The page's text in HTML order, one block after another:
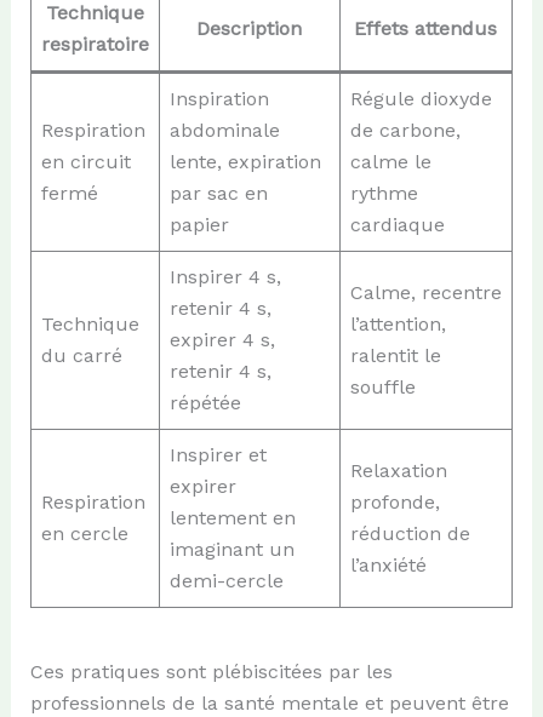
Technique
respiratoire
Description Effets attendus
Respiration
en circuit
fermé
Inspiration
abdominale
lente, expiration
par sac en
papier
Régule dioxyde
de carbone,
calme le
rythme
cardiaque
Technique
du carré
Inspirer 4 s,
retenir 4 s,
expirer 4 s,
retenir 4 s,
répétée
Calme, recentre
l’attention,
ralentit le
souffle
Respiration
en cercle
Inspirer et
expirer
lentement en
imaginant un
demi-cercle
Relaxation
profonde,
réduction de
l’anxiété
Ces pratiques sont plébiscitées par les
professionnels de la santé mentale et peuvent être